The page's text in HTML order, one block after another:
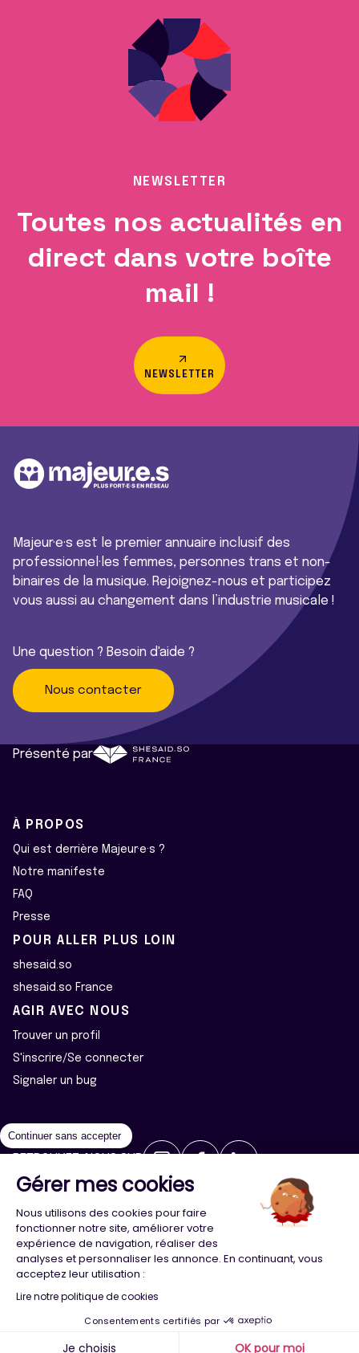
NEWSLETTER
Toutes nos actualités en
direct dans votre boîte
mail !
NEWSLETTER
Majeur·e·s est le premier annuaire inclusif des
professionnel·les femmes, personnes trans et non-
binaires de la musique. Rejoignez-nous et participez
vous aussi au changement dans l’industrie musicale !
Une question ? Besoin d'aide ?
Nous contacter
Présenté par
À PROPOS
Qui est derrière Majeur·e·s ?
Notre manifeste
FAQ
Presse
POUR ALLER PLUS LOIN
shesaid.so
shesaid.so France
AGIR AVEC NOUS
Trouver un profil
S'inscrire/Se connecter
Signaler un bug
2026 ©Majeur·e·s - Tous droits réservés
Politique de confidentialité
Cookies
Conception Agence Adeliom
Continuer sans accepter
Gérer mes cookies
Nous utilisons des cookies pour faire
fonctionner notre site, améliorer votre
expérience de navigation, réaliser des
analyses et personnaliser les annonce. En continuant, vous
acceptez leur utilisation :
Lire notre politique de cookies
Consentements certifiés par
Je choisis OK pour moi